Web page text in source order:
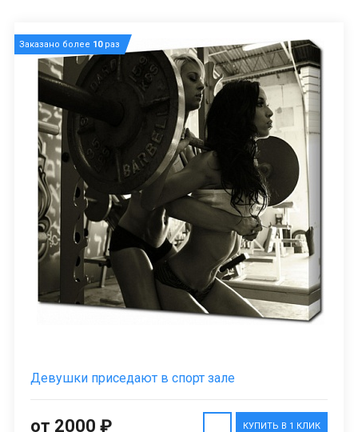
Заказано более 10раз
Девушки приседают в спорт зале
КУПИТЬ В 1 КЛИК
от 2000 ₽